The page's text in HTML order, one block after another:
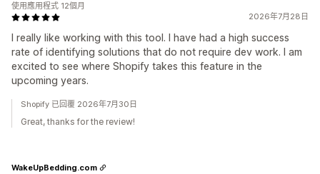
2026年7月28日
I really like working with this tool. I have had a high success
rate of identifying solutions that do not require dev work. I am
excited to see where Shopify takes this feature in the
upcoming years.
使用應用程式 12個月
Shopify 已回覆 2026年7月30日
Great, thanks for the review!
WakeUpBedding.com